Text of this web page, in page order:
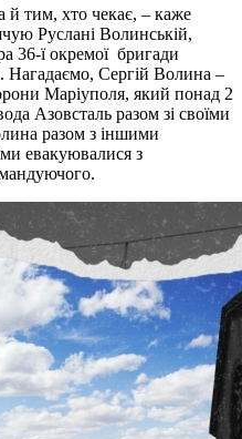
тим, хто чекає, – каже
Руслані Волинській,
36-ї окремої бригади
Нагадаємо, Сергій Волина –
Маріуполя, який понад 2
Азовсталь разом зі своїми
разом з іншими
евакуювалися з